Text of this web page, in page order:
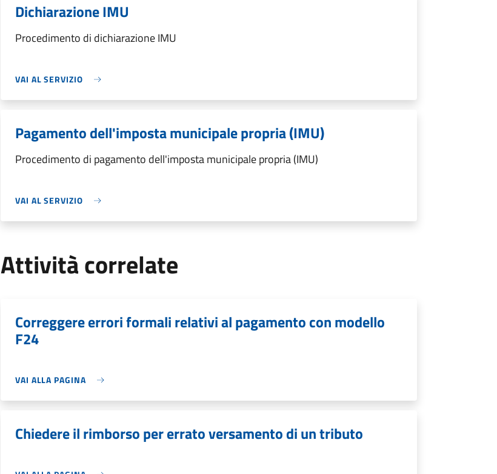
Dichiarazione IMU
Procedimento di dichiarazione IMU
VAI AL SERVIZIO
Pagamento dell'imposta municipale propria (IMU)
Procedimento di pagamento dell'imposta municipale propria (IMU)
VAI AL SERVIZIO
Attività correlate
Correggere errori formali relativi al pagamento con modello
F24
VAI ALLA PAGINA
Chiedere il rimborso per errato versamento di un tributo